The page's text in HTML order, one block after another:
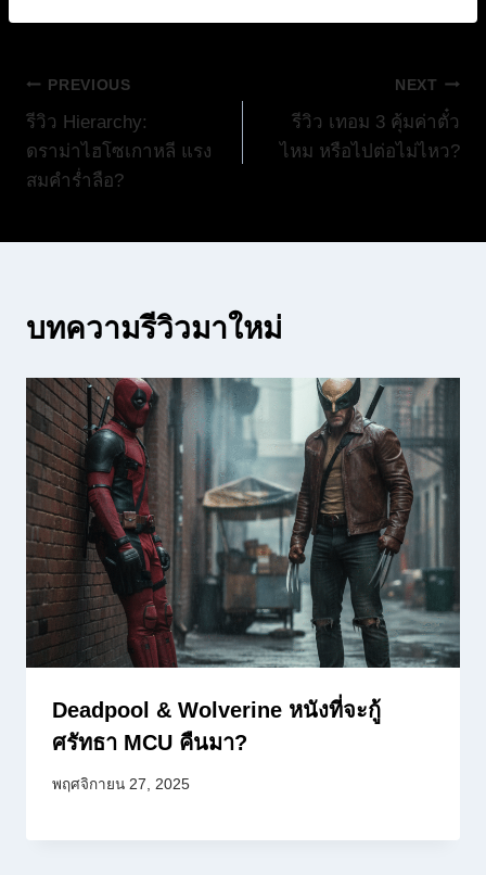
แนะแนว
เรื่อง
PREVIOUS
รีวิว Hierarchy:
ดราม่าไฮโซเกาหลี แรง
สมคำร่ำลือ?
NEXT
รีวิว เทอม 3 คุ้มค่าตั๋ว
ไหม หรือไปต่อไม่ไหว?
บทความรีวิวมาใหม่
Deadpool & Wolverine หนังที่จะกู้
ศรัทธา MCU คืนมา?
พฤศจิกายน 27, 2025